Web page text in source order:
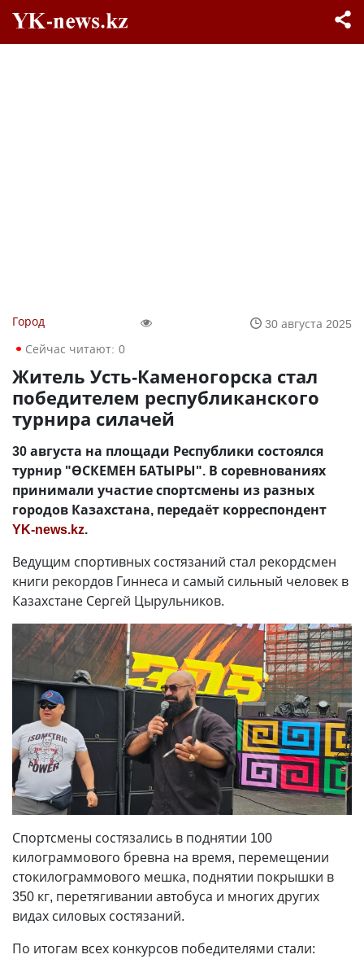
Город
30 августа 2025
Сейчас читают: 0
Житель Усть-Каменогорска стал
победителем республиканского
турнира силачей
30 августа на площади Республики состоялся
турнир "ӨСКЕМЕН БАТЫРЫ". В соревнованиях
принимали участие спортсмены из разных
городов Казахстана, передаёт корреспондент
YK-news.kz.
Ведущим спортивных состязаний стал рекордсмен
книги рекордов Гиннеса и самый сильный человек в
Казахстане Сергей Цырульников.
Спортсмены состязались в поднятии 100
килограммового бревна на время, перемещении
стокилограммового мешка, поднятии покрышки в
350 кг, перетягивании автобуса и многих других
видах силовых состязаний.
По итогам всех конкурсов победителями стали: